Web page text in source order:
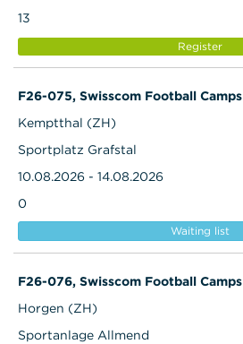
13
Register
F26-075, Swisscom Football Camps
Kemptthal (ZH)
Sportplatz Grafstal
10.08.2026 - 14.08.2026
0
Waiting list
F26-076, Swisscom Football Camps
Horgen (ZH)
Sportanlage Allmend